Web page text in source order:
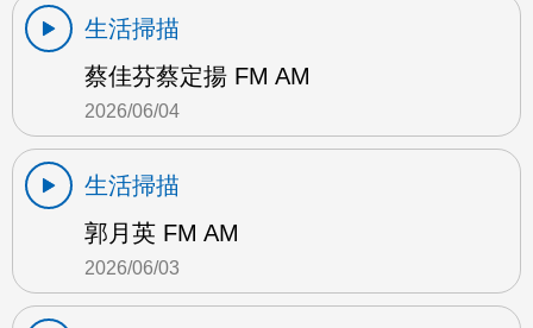
生活掃描
蔡佳芬蔡定揚 FM AM
2026/06/04
生活掃描
郭月英 FM AM
2026/06/03